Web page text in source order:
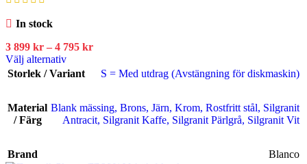
In stock
3 899 kr – 4 795 kr
Välj alternativ
Storlek / Variant
S = Med utdrag (Avstängning för diskmaskin)
Material
/ Färg
Blank mässing, Brons, Järn, Krom, Rostfritt stål, Silgranit
Antracit, Silgranit Kaffe, Silgranit Pärlgrå, Silgranit Vit
Brand Blanco